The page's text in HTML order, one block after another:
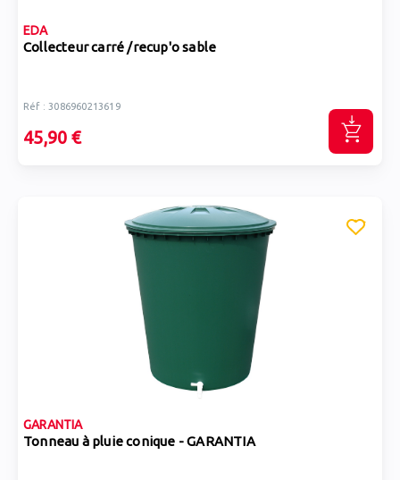
EDA
Collecteur carré /recup'o sable
Réf : 3086960213619
45,90 €
GARANTIA
Tonneau à pluie conique - GARANTIA